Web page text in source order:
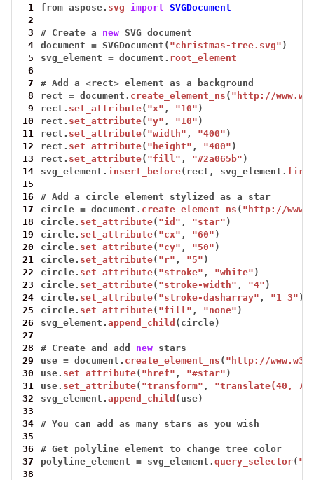
1 from aspose. svg import
SVGDocument
2
3
# Create a new SVG document
4
document = SVGDocument( "сhristmas-tree.svg" )
5
svg_element = document. root_element
6
7
# Add a <rect> element as a
background
8
rect = document. create_element_ns ( "http://
9
rect. set_attribute( "x" , "10" )
10
rect. set_attribute( "y" , "10" )
11
rect. set_attribute( "width" , "400" )
12
rect. set_attribute( "height" , "400" )
13
rect. set_attribute( "fill" , "#2a065b" )
14
svg_element. insert_before(rect, svg_element.
15
16
# Add a circle element stylized as a
star
17
circle = document. create_element_ns ( "http://
18
circle. set_attribute( "id" , "star" )
19
circle. set_attribute( "cx" , "60" )
20
circle. set_attribute( "cy" , "50" )
21
circle. set_attribute( "r" , "5" )
22
circle. set_attribute( "stroke" , "white" )
23
circle. set_attribute( "stroke-width" , "4" )
24
circle. set_attribute( "stroke-dasharray" , "1 3" )
25
circle. set_attribute( "fill" , "none" )
26
svg_element.append_child (circle)
27
28
# Create and add new stars
29
use = document. create_element_ns ( "http://
30
use. set_attribute( "href" , "#star" )
31
use. set_attribute( "transform" ,
"translate(40,
32
svg_element.append_child (use)
33
34
# You can add as many stars as you
wish
35
36
# Get polyline element to change tree color
37
polyline_element = svg_element.query_selector(
38